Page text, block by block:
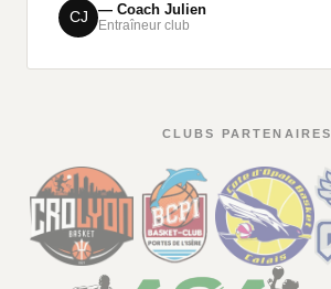
CJ — Coach Julien
Entraîneur club
CLUBS PARTENAIRES